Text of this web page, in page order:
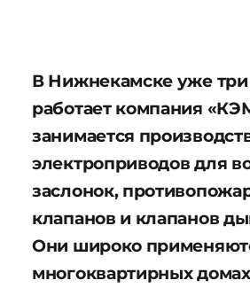
В Нижнекамске уже три
работает компания
занимается
электроприводов для
заслонок,
клапанов и клапанов
Они широко
многоквартирных